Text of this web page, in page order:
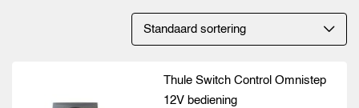
Thule Switch Control Omnistep
12V bediening